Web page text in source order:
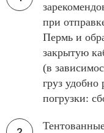
при
Пермь и
закрытую
(в
груз удобно
погрузки: